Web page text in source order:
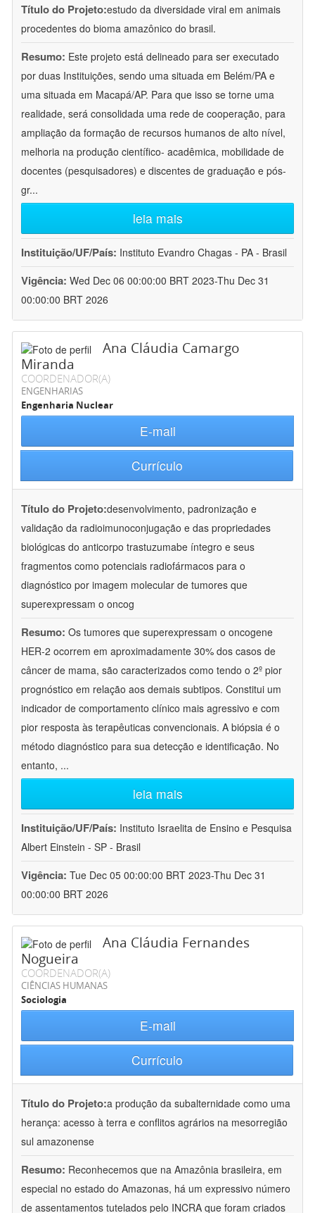
Título do Projeto:estudo da diversidade viral em animais
procedentes do bioma amazônico do brasil.
Resumo: Este projeto está delineado para ser executado
por duas Instituições, sendo uma situada em Belém/PA e
uma situada em Macapá/AP. Para que isso se torne uma
realidade, será consolidada uma rede de cooperação, para
ampliação da formação de recursos humanos de alto nível,
melhoria na produção científico- acadêmica, mobilidade de
docentes (pesquisadores) e discentes de graduação e pós-
gr...
leia mais
Instituição/UF/País: Instituto Evandro Chagas - PA - Brasil
Vigência: Wed Dec 06 00:00:00 BRT 2023-Thu Dec 31
00:00:00 BRT 2026
Ana Cláudia Camargo
Miranda
COORDENADOR(A)
ENGENHARIAS
Engenharia Nuclear
E-mail
Currículo
Título do Projeto:desenvolvimento, padronização e
validação da radioimunoconjugação e das propriedades
biológicas do anticorpo trastuzumabe íntegro e seus
fragmentos como potenciais radiofármacos para o
diagnóstico por imagem molecular de tumores que
superexpressam o oncog
Resumo: Os tumores que superexpressam o oncogene
HER-2 ocorrem em aproximadamente 30% dos casos de
câncer de mama, são caracterizados como tendo o 2º pior
prognóstico em relação aos demais subtipos. Constitui um
indicador de comportamento clínico mais agressivo e com
pior resposta às terapêuticas convencionais. A biópsia é o
método diagnóstico para sua detecção e identificação. No
entanto, ...
leia mais
Instituição/UF/País: Instituto Israelita de Ensino e Pesquisa
Albert Einstein - SP - Brasil
Vigência: Tue Dec 05 00:00:00 BRT 2023-Thu Dec 31
00:00:00 BRT 2026
Ana Cláudia Fernandes
Nogueira
COORDENADOR(A)
CIÊNCIAS HUMANAS
Sociologia
E-mail
Currículo
Título do Projeto:a produção da subalternidade como uma
herança: acesso à terra e conflitos agrários na mesorregião
sul amazonense
Resumo: Reconhecemos que na Amazônia brasileira, em
especial no estado do Amazonas, há um expressivo número
de assentamentos tutelados pelo INCRA que foram criados